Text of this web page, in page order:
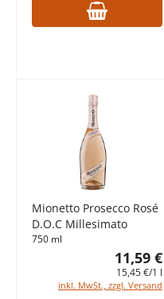
Mionetto Prosecco Rosé
D.O.C Millesimato
750 ml
11,59 €
15,45 €/1 l
inkl. MwSt., zzgl. Versand